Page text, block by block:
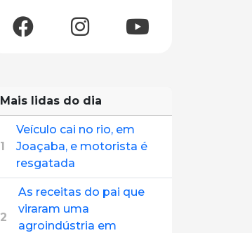
Mais lidas do dia
1
Veículo cai no rio, em
Joaçaba, e motorista é
resgatada
2
As receitas do pai que
viraram uma
agroindústria em